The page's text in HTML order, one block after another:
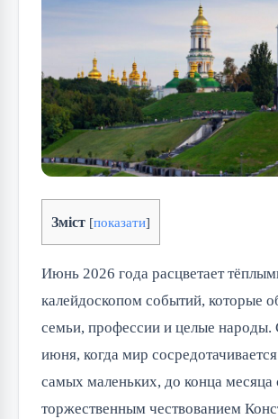
Зміст [показати]
Июнь 2026 года расцветает
калейдоскопом событий, которые
семьи, профессии и целые народы.
июня, когда мир
самых маленьких, до конца месяца
торжественным чествованием